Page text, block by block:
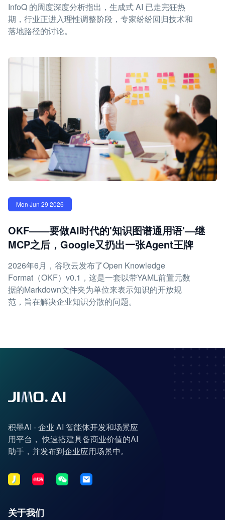
InfoQ 的周度深度分析指出，生成式 AI 已走完狂热
期，行业正进入理性调整阶段，专家纷纷回归技术和
落地路径的讨论。
Mon Jun 29 2026
OKF——要做AI时代的'知识图谱通用语'—继
MCP之后，Google又扔出一张Agent王牌
2026年6月，谷歌云发布了Open Knowledge
Format（OKF）v0.1，这是一套以带YAML前置元数
据的Markdown文件夹为单位来表示知识的开放规
范，旨在解决企业知识分散的问题。
积墨AI - 企业 AI 智能体开发和场景应
用平台， 快速搭建具备商业价值的AI
助手，并发布到企业应用场景中。
关于我们